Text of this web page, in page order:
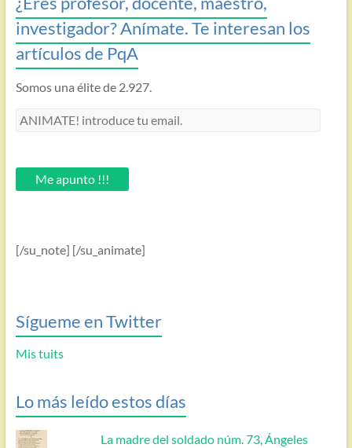
investigador? Anímate. Te interesan los
artículos de PqA
Somos una élite de 2.927.
ANIMATE!
email.Me apunto !!!
[/su_note] [/su_animate]
Sígueme en Twitter
Mis tuits
Lo más leído estos días
La madre del soldado núm. 73, Ángeles